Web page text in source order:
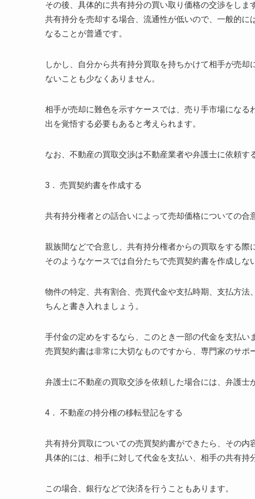
その後、具体的に共有持分の買い取り価格の交渉をしま
共有持分を売却する場合、流通性が低いので、一般的
なることが普通です。
しかし、自分から共有持分買取を持ちかけて相手が売
ないことも少なくありません。
相手が売却に難色を示すケースでは、売り手市場にな
出を覚悟する必要もあると考えられます。
なお、不動産の買取交渉は不動産業者や弁護士に依頼す
3． 売買契約書を作成する
共有持分権者との話合いによって売却価格についての合
親族間などで合意し、共有持分権者からの買取をする際
そのようなケースでは自分たちで売買契約書を作成しな
物件の特定、共有割合、売買代金や支払時期、支払方
ちんと書き入れましょう。
手付金の定めをするなら、このとき一部の代金を支払い
売買契約書は非常に大切なものですから、専門家のサポ
弁護士に不動産の買取交渉を依頼した場合には、弁護士
4． 不動産の持分権の移転登記をする
共有持分買取についての売買契約書ができたら、その内
具体的には、相手に対して代金を支払い、相手の共有持
この場合、銀行などで決済を行うこともあります。